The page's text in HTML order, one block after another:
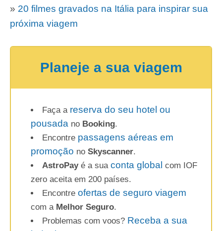
» 20 filmes gravados na Itália para inspirar sua
próxima viagem
Planeje a sua viagem
Faça a reserva do seu hotel ou
pousada no Booking.
Encontre passagens aéreas em
promoção no Skyscanner.
AstroPayé a sua conta global com IOF
zero aceita em 200 países.
Encontre ofertas de seguro viagem
com a Melhor Seguro.
Problemas com voos? Receba a sua